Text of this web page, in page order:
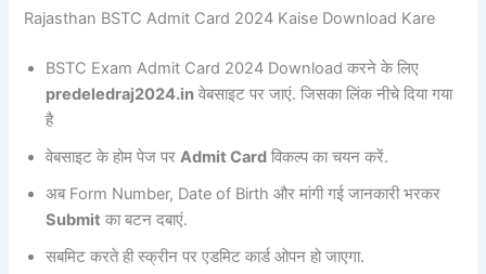
Rajasthan BSTC Admit Card 2024 Kaise Download Kare
BSTC Exam Admit Card 2024 Download करने के लिए
predeledraj2024.in वेबसाइट पर जाएं. जिसका लिंक नीचे दिया गया
है
वेबसाइट के होम पेज परAdmit Card विकल्प का चयन करें.
अब Form Number, Date of Birth और मांगी गई जानकारी भरकर
Submit का बटन दबाएं.
सबमिट करते ही स्क्रीन पर एडमिट कार्ड ओपन हो जाएगा.